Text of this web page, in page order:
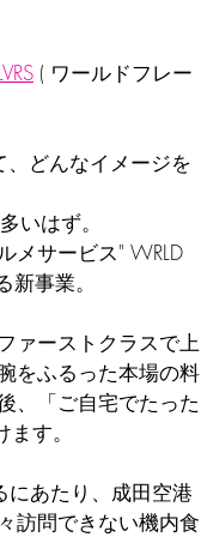
( ワールドフレー
どんなイメージを
いはず。
メサービス" WRLD
事業。
ァーストクラスで上
をふるった本場の料
、「ご自宅でたった
す。
にあたり、成田空港
訪問できない機内食